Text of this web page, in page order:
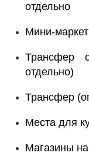
отдельно
Мини-
Трансфер
отдельно)
Трансфер
Места для
Магазины